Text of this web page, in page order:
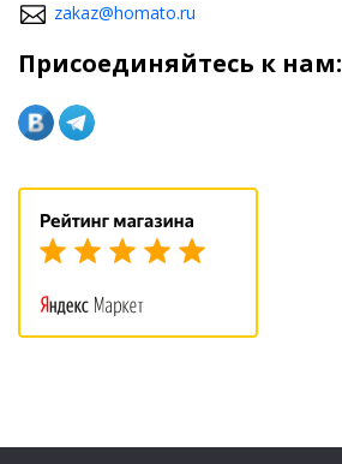
zakaz@homato.ru
Присоединяйтесь к нам: